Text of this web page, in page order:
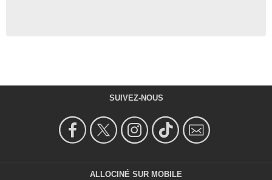
SUIVEZ-NOUS
ALLOCINÉ SUR MOBILE